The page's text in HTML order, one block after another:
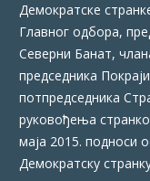
Демократске
Главног одбора,
Северни Банат,
председника
потпредседника
руковођења
маја 2015. подноси
Демократску